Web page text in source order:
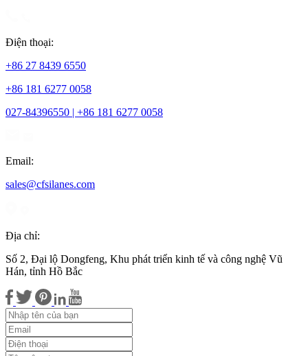
Điện thoại:
+86 27 8439 6550
+86 181 6277 0058
027-84396550 | +86 181 6277 0058
Email:
sales@cfsilanes.com
Địa chỉ:
Số 2, Đại lộ Dongfeng, Khu phát triển kinh tế và công nghệ Vũ
Hán, tỉnh Hồ Bắc